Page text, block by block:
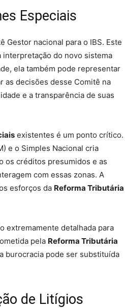
Especiais
Gestor nacional para o IBS. Este
do novo sistema
ela também pode representar
as decisões desse Comitê na
e a transparência de suas
existentes é um ponto crítico.
e o Simples Nacional cria
os créditos presumidos e as
com essas zonas. A
esforços da Reforma Tributária
extremamente detalhada para
pela Reforma Tributária
burocracia pode ser substituída
de Litígios